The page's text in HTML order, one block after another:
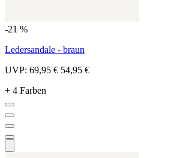
-21 %
Ledersandale - braun
UVP: 69,95 € 54,95 €
+ 4 Farben